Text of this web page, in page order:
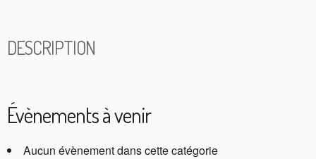
DESCRIPTION
Évènements à venir
Aucun évènement dans cette catégorie